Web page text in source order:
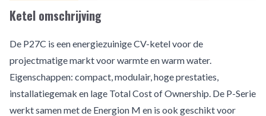
Ketel omschrijving
De P27C is een energiezuinige CV-ketel voor de
projectmatige markt voor warmte en warm water.
Eigenschappen: compact, modulair, hoge prestaties,
installatiegemak en lage Total Cost of Ownership. De P-Serie
werkt samen met de Energion M en is ook geschikt voor